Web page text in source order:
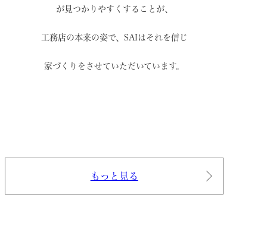
が見つかりやすくすることが、
工務店の本来の姿で、 SAIはそれを信じ
家づくりをさせていただいています。
もっと見る